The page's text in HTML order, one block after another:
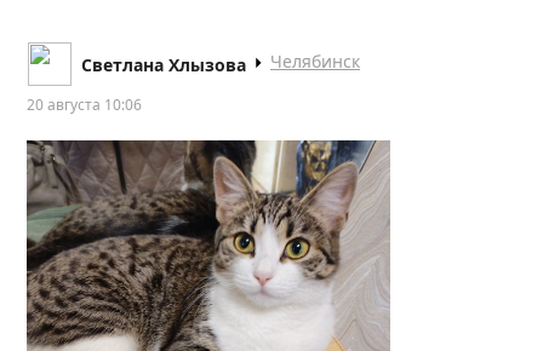
Светлана Хлызова Челябинск
20 августа 10:06